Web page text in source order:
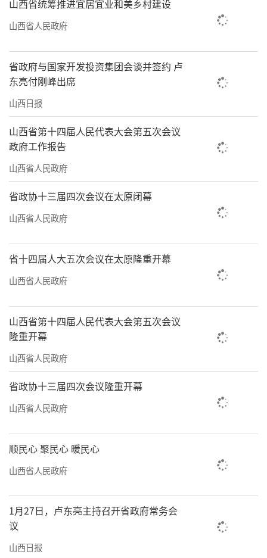
山西省统筹推进宜居宜业和美乡村建设
山西省人民政府
省政府与国家开发投资集团会谈并签约 卢
东亮付刚峰出席
山西日报
山西省第十四届人民代表大会第五次会议
政府工作报告
山西省人民政府
省政协十三届四次会议在太原闭幕
山西省人民政府
省十四届人大五次会议在太原隆重开幕
山西省人民政府
山西省第十四届人民代表大会第五次会议
隆重开幕
山西省人民政府
省政协十三届四次会议隆重开幕
山西省人民政府
顺民心 聚民心 暖民心
山西省人民政府
1月27日，卢东亮主持召开省政府常务会
议
山西日报